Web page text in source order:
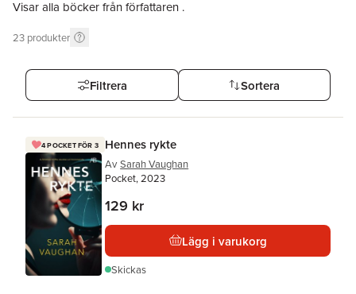
Visar alla böcker från författaren .
23 produkter
Filtrera Sortera
4 POCKET FÖR 3 Hennes rykte
Av Sarah Vaughan
Pocket, 2023
129 kr
Lägg i varukorg
Skickas